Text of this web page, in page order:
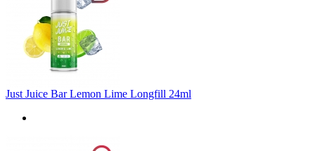
Just Juice Bar Lemon Lime Longfill 24ml